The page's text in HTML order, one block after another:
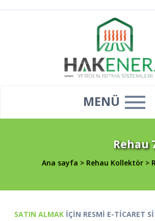
MENÜ
Rehau
Ana sayfa > Rehau Kollektör >
SATIN ALMAK İÇİN RESMİ E-TİCARET